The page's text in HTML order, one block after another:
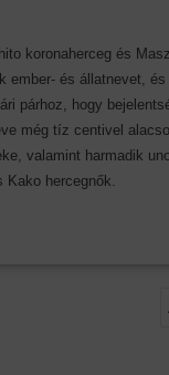
koronaherceg és
ember- és állatnevet,
párhoz, hogy
még tíz centivel
valamint harmadik
Kako hercegnők.